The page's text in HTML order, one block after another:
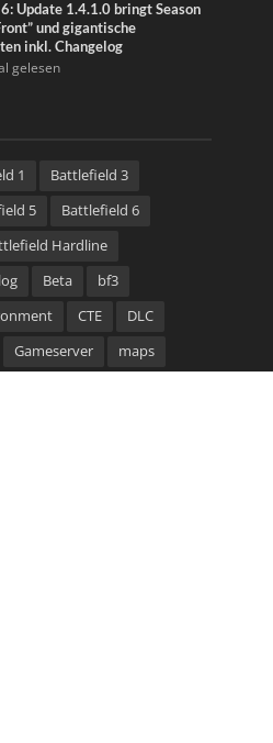
Update 1.4.1.0 bringt Season
und gigantische
inkl. Changelog
gelesen
1
Battlefield 3
5
Battlefield 6
Hardline
Beta
bf3
CTE
DLC
Gameserver
maps